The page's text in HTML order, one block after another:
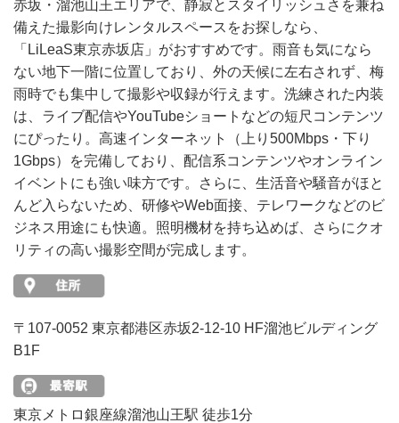
赤坂・溜池山王エリアで、静寂とスタイリッシュさを兼ね
備えた撮影向けレンタルスペースをお探しなら、
「LiLeaS東京赤坂店」がおすすめです。雨音も気になら
ない地下一階に位置しており、外の天候に左右されず、梅
雨時でも集中して撮影や収録が行えます。洗練された内装
は、ライブ配信やYouTubeショートなどの短尺コンテンツ
にぴったり。高速インターネット（上り500Mbps・下り
1Gbps）を完備しており、配信系コンテンツやオンライン
イベントにも強い味方です。さらに、生活音や騒音がほと
んど入らないため、研修やWeb面接、テレワークなどのビ
ジネス用途にも快適。照明機材を持ち込めば、さらにクオ
リティの高い撮影空間が完成します。
〒107-0052 東京都港区赤坂2-12-10 HF溜池ビルディング
B1F
東京メトロ銀座線溜池山王駅 徒歩1分